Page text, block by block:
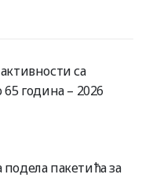
са
година – 2026
пакетића за